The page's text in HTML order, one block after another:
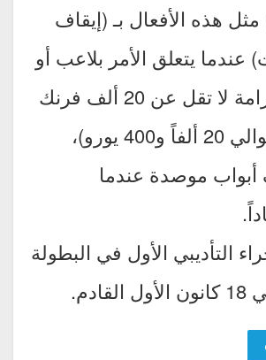
هذه الأفعال بـ (إيقاف
عندما يتعلق الأمر بلاعب أو
مسؤول، وغرامة لا تقل عن 20 ألف فرنك
سويسري (حوالي 20 ألفاً و400 يورو)،
أبواب موصدة عندما
التأديبي الأول في البطولة